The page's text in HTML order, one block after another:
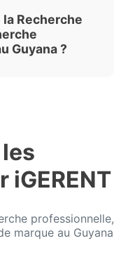
Recherche
Guyana ?
iGERENT
professionnelle,
marque au Guyana